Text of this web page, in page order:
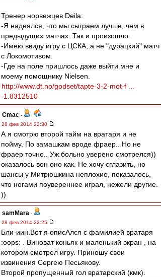
Тренер норвежцев Deila:
-Я надеялся, что мы сыграем лучше, чем в
предыдущих матчах. Так и произошло.
-Имею ввиду игру с ЦСКА, а не "дурацкий" матч
с Локомотивом.
-Где на поле пришлось даже выйти мне и
моему помощнику Nielsen.
http://www.dt.no/godset/tapte-3-2-mot-f ...
-1.8312510
Cmac -
28 фев 2014 22:30
А я смотрю второй тайм на вратаря и не
пойму. По замашкам вроде фраер.. Но не
фраер точно.. Уж больно уверено смотрелся))
оказалось вон оно как. Не хочу сглазить, но
шансы у Митрюшкина неплохие, показалось,
что ногами поувереннее играл, нежели другие.
))
samMara -
28 фев 2014 22:25
Бли-иин.Вот я описАлся с фамилией вратаря
:oops: . Виноват коньяк и маленький экран , на
котором смотрел игру. Приношу свои
извинения Сергею Песьякову.
Второй пропущенный гол вратарский (кмк).